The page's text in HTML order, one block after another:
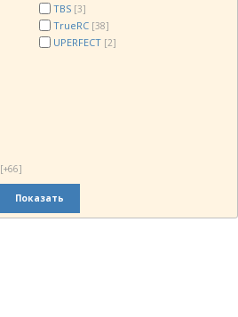
TBS [3]
TrueRC [38]
UPERFECT [2]
[+66]
Показать